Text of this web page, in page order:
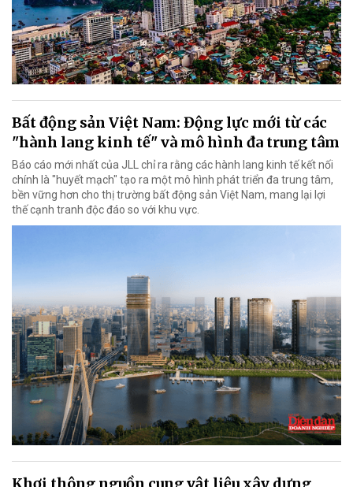
Bất động sản Việt Nam: Động lực mới từ các
"hành lang kinh tế" và mô hình đa trung tâm
Báo cáo mới nhất của JLL chỉ ra rằng các hành lang kinh tế kết nối
chính là "huyết mạch" tạo ra một mô hình phát triển đa trung tâm,
bền vững hơn cho thị trường bất động sản Việt Nam, mang lại lợi
thế cạnh tranh độc đáo so với khu vực.